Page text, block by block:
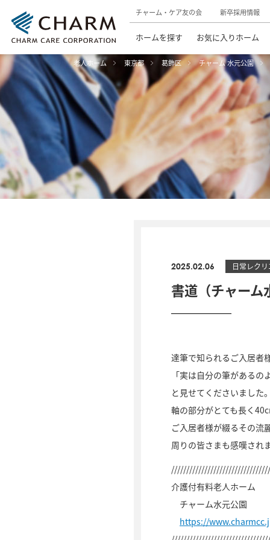
チャーム・ケア友の会 新卒採用情報
ホームを探す お気に入りホーム
老人ホーム 東京都 葛飾区 チャーム 水元公園
2025.02.06 日常レク
書道（チャーム
達筆で知られるご入居者
「実は自分の筆があるの
と見せてくださいました
軸の部分がとても長く
ご入居者様が綴るその流
周りの皆さまも感嘆され
介護付有料老人ホーム
チャーム水元公園
https://